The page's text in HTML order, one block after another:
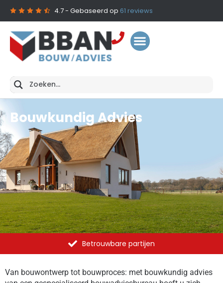
4.7- Gebaseerd op 61 reviews
Bouwkundig Advies
Betrouwbare partijen
Van bouwontwerp tot bouwproces: met bouwkundig advies